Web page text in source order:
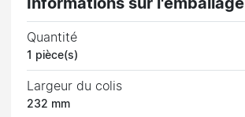
Informations sur l'emballage
Quantité
1 pièce(s)
Largeur du colis
232 mm